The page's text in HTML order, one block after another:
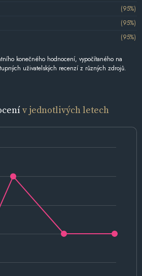
(95%)
(95%)
(95%)
konečného hodnocení, vypočítaného na
uživatelských recenzí z různých zdrojů.
v jednotlivých letech